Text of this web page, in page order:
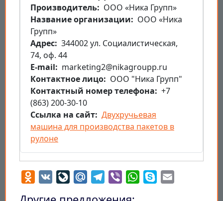
Производитель
ООО «Ника Групп»
Название организации
ООО «Ника
Групп»
Aдрес 344002 ул. Социалистическая,
74, оф. 44
E-mail
marketing2@nikagroupp.ru
Контактное лицо
ООО "Ника Групп"
Контактный номер телефона
+7
(863) 200-30-10
Ссылка на сайт Двухручьевая
машина для производства пакетов в
рулоне
Odnoklassniki
VK LiveJournal
Mail.RuTelegram
Viber WhatsApp
Skype